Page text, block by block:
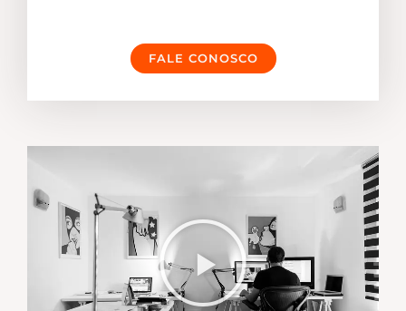
FALE CONOSCO